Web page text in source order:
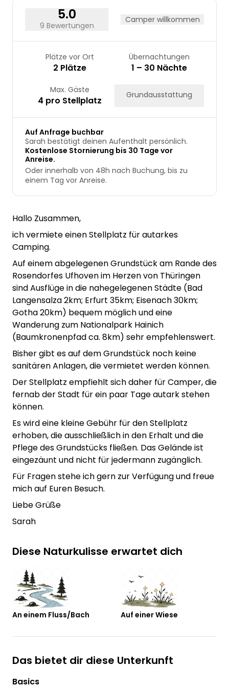
5.0
9 Bewertungen
Camper willkommen
Plätze vor Ort
2 Plätze
Übernachtungen
1 – 30 Nächte
Max. Gäste
4 pro Stellplatz Grundausstattung
Auf Anfrage buchbar
Sarah bestätigt deinen Aufenthalt persönlich.
Kostenlose Stornierung bis 30 Tage vor
Anreise.
Oder innerhalb von 48h nach Buchung, bis zu
einem Tag vor Anreise.
Hallo Zusammen,
ich vermiete einen Stellplatz für autarkes
Camping.
Auf einem abgelegenen Grundstück am Rande des
Rosendorfes Ufhoven im Herzen von Thüringen
sind Ausflüge in die nahegelegenen Städte (Bad
Langensalza 2km; Erfurt 35km; Eisenach 30km;
Gotha 20km) bequem möglich und eine
Wanderung zum Nationalpark Hainich
(Baumkronenpfad ca. 8km) sehr empfehlenswert.
Bisher gibt es auf dem Grundstück noch keine
sanitären Anlagen, die vermietet werden können.
Der Stellplatz empfiehlt sich daher für Camper, die
fernab der Stadt für ein paar Tage autark stehen
können.
Es wird eine kleine Gebühr für den Stellplatz
erhoben, die ausschließlich in den Erhalt und die
Pflege des Grundstücks fließen. Das Gelände ist
eingezäunt und nicht für jedermann zugänglich.
Für Fragen stehe ich gern zur Verfügung und freue
mich auf Euren Besuch.
Liebe Grüße
Sarah
Diese Naturkulisse erwartet dich
An einem Fluss/Bach Auf einer Wiese
Das bietet dir diese Unterkunft
Basics